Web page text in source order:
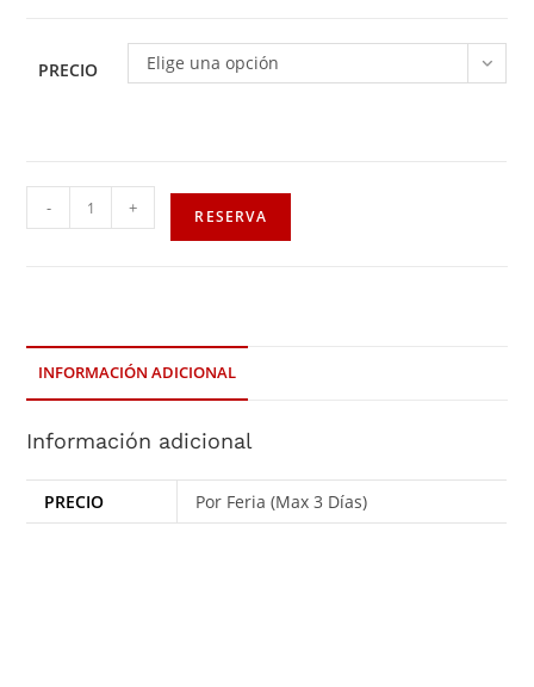
PRECIO Elige una opción
- + RESERVA
INFORMACIÓN ADICIONAL
Información adicional
PRECIO Por Feria (Max 3 Días)